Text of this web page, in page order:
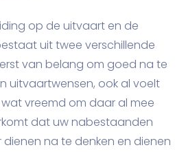
op de uitvaart en de
uit twee verschillende
van belang om goed na te
uitvaartwensen, ook al voelt
vreemd om daar al mee
dat uw nabestaanden
na te denken en dienen